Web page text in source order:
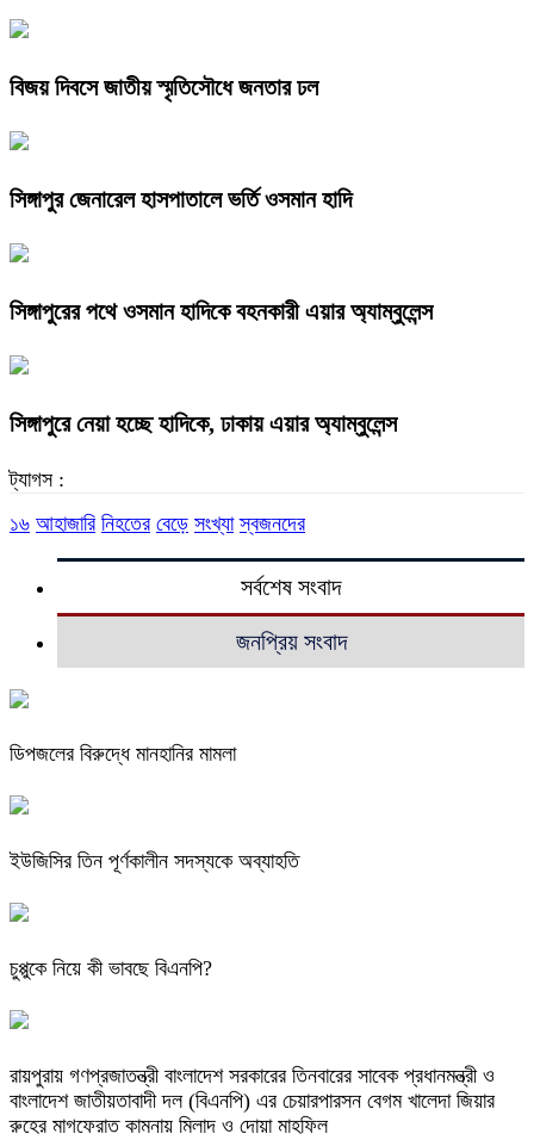
বিজয় দিবসে জাতীয় স্মৃতিসৌধে জনতার ঢল
সিঙ্গাপুর জেনারেল হাসপাতালে ভর্তি ওসমান হাদি
সিঙ্গাপুরের পথে ওসমান হাদিকে বহনকারী এয়ার অ্যাম্বুলেন্স
সিঙ্গাপুরে নেয়া হচ্ছে হাদিকে, ঢাকায় এয়ার অ্যাম্বুলেন্স
ট্যাগস :
১৬ আহাজারি নিহতের বেড়ে সংখ্যা স্বজনদের
সর্বশেষ সংবাদ
জনপ্রিয় সংবাদ
ডিপজলের বিরুদ্ধে মানহানির মামলা
ইউজিসির তিন পূর্ণকালীন সদস্যকে অব্যাহতি
চুপ্পুকে নিয়ে কী ভাবছে বিএনপি?
রায়পুরায় গণপ্রজাতন্ত্রী বাংলাদেশ সরকারের তিনবারের সাবেক প্রধানমন্ত্রী ও
বাংলাদেশ জাতীয়তাবাদী দল (বিএনপি) এর চেয়ারপারসন বেগম খালেদা জিয়ার
রুহের মাগফেরাত কামনায় মিলাদ ও দোয়া মাহফিল